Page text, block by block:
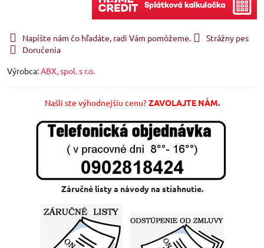
Napíšte nám čo hľadáte, radi Vám pomôžeme.
Strážny pes
Doručenia
Výrobca:ABX, spol. s r.o.
Našli ste výhodnejšiu cenu?ZAVOLAJTE NÁM.
Záručné listy a návody na stiahnutie.